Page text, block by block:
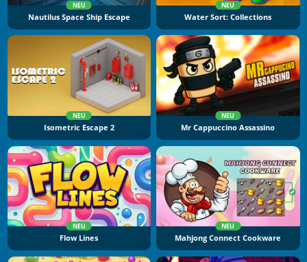
NEU
Nautilus Space Ship Escape
NEU
Water Sort: Collections
NEU
Isometric Escape 2
NEU
Mr Cappuccino Assassino
NEU
Flow Lines
NEU
Mahjong Connect Cookware